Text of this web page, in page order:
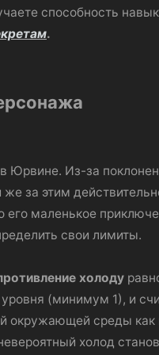
способность
.
Юрвине. Из-за
за этим
его маленькое
свои лимиты.
холоду
(минимум 1), и
окружающей среды как
холод